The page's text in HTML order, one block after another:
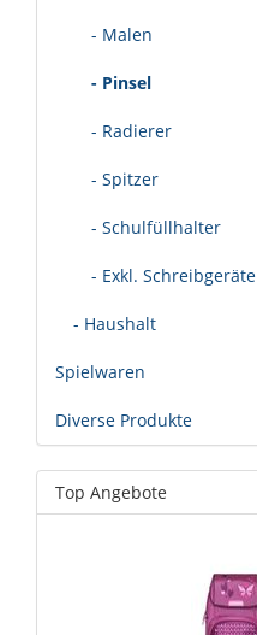
- Malen
- Pinsel
- Radierer
- Spitzer
- Schulfüllhalter
- Exkl. Schreibgeräte
- Haushalt
Spielwaren
Diverse Produkte
Top Angebote